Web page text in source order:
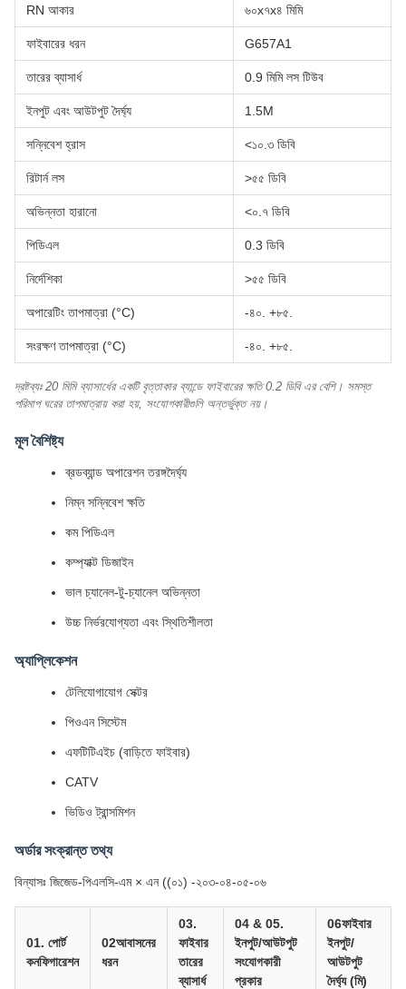
RN আকার ৬০x৭x৪ মিমি
ফাইবারের ধরন G657A1
তারের ব্যাসার্ধ 0.9 মিমি লস টিউব
ইনপুট এবং আউটপুট দৈর্ঘ্য 1.5M
সন্নিবেশ হ্রাস <১০.৩ ডিবি
রিটার্ন লস >৫৫ ডিবি
অভিন্নতা হারানো <০.৭ ডিবি
পিডিএল 0.3 ডিবি
নির্দেশিকা >৫৫ ডিবি
অপারেটিং তাপমাত্রা (°C) -৪০. +৮৫.
সংরক্ষণ তাপমাত্রা (°C) -৪০. +৮৫.
দ্রষ্টব্যঃ 20 মিমি ব্যাসার্ধের একটি বৃত্তাকার ব্যান্ডে ফাইবারের ক্ষতি 0.2 ডিবি এর বেশি। সমস্ত
পরিমাপ ঘরের তাপমাত্রায় করা হয়, সংযোগকারীগুলি অন্তর্ভুক্ত নয়।
মূল বৈশিষ্ট্য
ব্রডব্যান্ড অপারেশন তরঙ্গদৈর্ঘ্য
নিম্ন সন্নিবেশ ক্ষতি
কম পিডিএল
কম্প্যাক্ট ডিজাইন
ভাল চ্যানেল-টু-চ্যানেল অভিন্নতা
উচ্চ নির্ভরযোগ্যতা এবং স্থিতিশীলতা
অ্যাপ্লিকেশন
টেলিযোগাযোগ সেক্টর
পিওএন সিস্টেম
এফটিটিএইচ (বাড়িতে ফাইবার)
CATV
ভিডিও ট্রান্সমিশন
অর্ডার সংক্রান্ত তথ্য
বিন্যাসঃ জিজেড-পিএলসি-এম × এন ((০১) -২০৩-০৪-০৫-০৬
01. পোর্ট
কনফিগারেশন
02আবাসনের
ধরন
03.
ফাইবার
তারের
ব্যাসার্ধ
04 & 05.
ইনপুট/আউটপুট
সংযোগকারী
প্রকার
06ফাইবার
ইনপুট/
আউটপুট
দৈর্ঘ্য (মি)